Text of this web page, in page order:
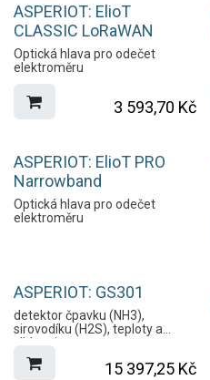
Oblíbené
ASPERIOT: ElioT
CLASSIC LoRaWAN
Optická hlava pro odečet
elektroměru
3 593,70 Kč
ASPERIOT: ElioT PRO
Narrowband
Optická hlava pro odečet
elektroměru
ASPERIOT: GS301
detektor čpavku (NH3),
sirovodíku (H2S), teploty a
vlhkosti
15 397,25Kč